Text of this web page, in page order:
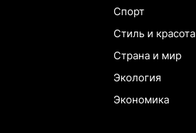
Спорт
Стиль и красота
Страна и мир
Экология
Экономика